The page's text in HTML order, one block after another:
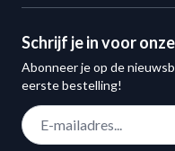
andere
weerstandsniveaus te
geschikt voor zowel
Weerstandsbereik:
Combineerbaar van
Schrijf je in voor
Abonneer je op de
eerste bestelling!